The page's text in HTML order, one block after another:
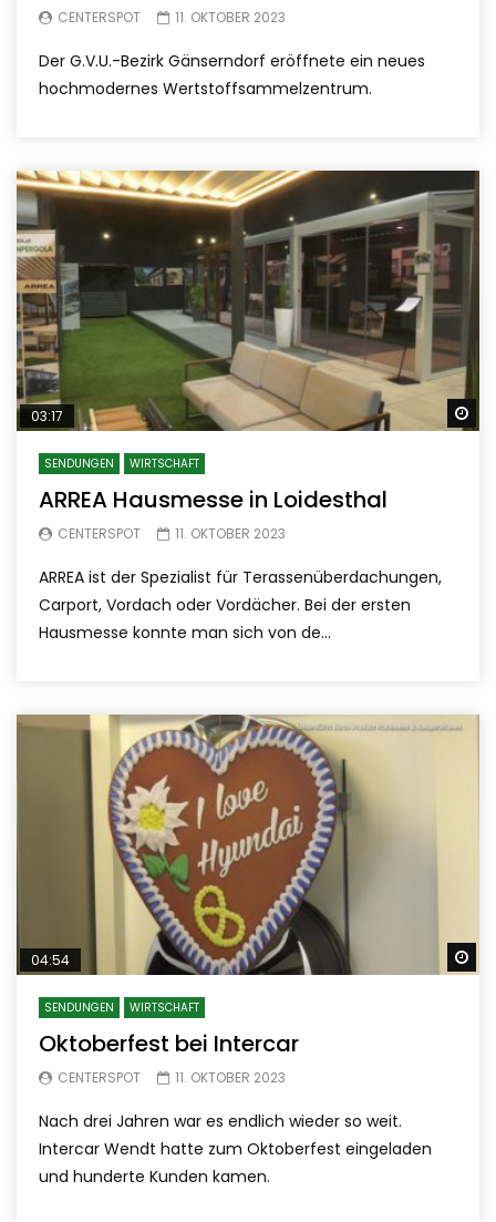
CENTERSPOT 11. OKTOBER 2023
Der G.V.U.-Bezirk Gänserndorf eröffnete ein neues
hochmodernes Wertstoffsammelzentrum.
03:17
SENDUNGEN WIRTSCHAFT
ARREA Hausmesse in Loidesthal
CENTERSPOT 11. OKTOBER 2023
ARREA ist der Spezialist für Terassenüberdachungen,
Carport, Vordach oder Vordächer. Bei der ersten
Hausmesse konnte man sich von de...
04:54
SENDUNGEN WIRTSCHAFT
Oktoberfest bei Intercar
CENTERSPOT 11. OKTOBER 2023
Nach drei Jahren war es endlich wieder so weit.
Intercar Wendt hatte zum Oktoberfest eingeladen
und hunderte Kunden kamen.